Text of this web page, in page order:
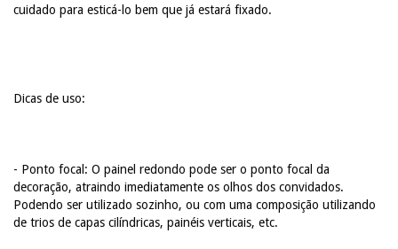
cuidado para esticá-lo bem que já estará fixado.
Dicas de uso:
- Ponto focal: O painel redondo pode ser o ponto focal da
decoração, atraindo imediatamente os olhos dos convidados.
Podendo ser utilizado sozinho, ou com uma composição utilizando
de trios de capas cilíndricas, painéis verticais, etc.